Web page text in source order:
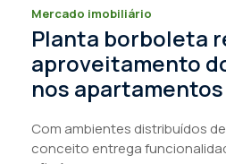
Mercado imobiliário
Planta borboleta
aproveitamento
nos
Com ambientes distribuídos
conceito entrega